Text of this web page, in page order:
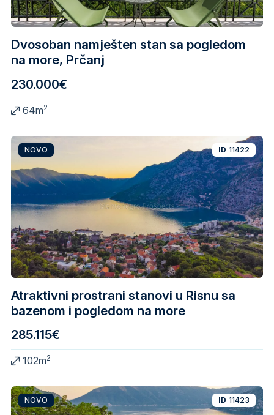
Dvosoban namješten stan sa pogledom
na more, Prčanj
230.000€
64m2
Atraktivni prostrani stanovi u Risnu sa
bazenom i pogledom na more
NOVO ID 11422
285.115€
102m2
NOVO ID 11423